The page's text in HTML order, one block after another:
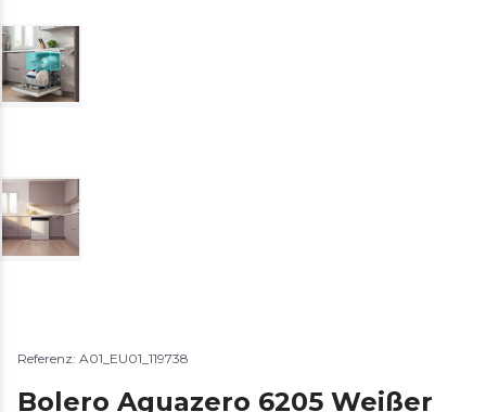
Referenz: A01_EU01_119738
Bolero Aguazero 6205 Weißer